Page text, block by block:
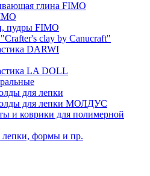
глина FIMO
пудры FIMO
clay by Canucraft"
DARWI
LA DOLL
для лепки
для лепки МОЛДУС
и коврики для полимерной
лепки, формы и пр.